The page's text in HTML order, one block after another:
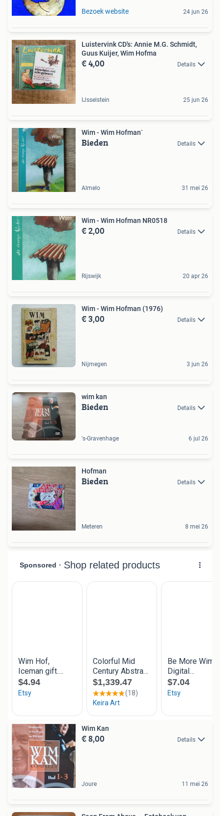
Bezoek website 24 jun 26
Luistervink CD's: Annie M.G. Schmidt,
Guus Kuijer, Wim Hofma
€ 4,00 Details
IJsselstein 25 jun 26
Wim - Wim Hofman`
Bieden Details
Almelo 31 mei 26
Wim - Wim Hofman NR0518
€ 2,00 Details
Rijswijk 20 apr 26
Wim - Wim Hofman (1976)
€ 3,00 Details
Nijmegen 3 jun 26
wim kan
Bieden Details
's-Gravenhage 6 jul 26
Hofman
Bieden Details
Meteren 8 mei 26
Wim Kan
€ 8,00 Details
Joure 11 mei 26